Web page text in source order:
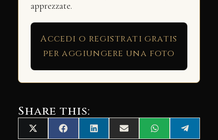
apprezzate.
Accedi o registrati gratis
per aggiungere una foto
Share this:
Share
X Share
FacebookShare
LinkedInShare
Email Share
WhatsAppShare